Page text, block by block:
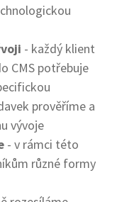
- každý klient
CMS potřebuje
prověříme a
vývoje
- v rámci této
různé formy